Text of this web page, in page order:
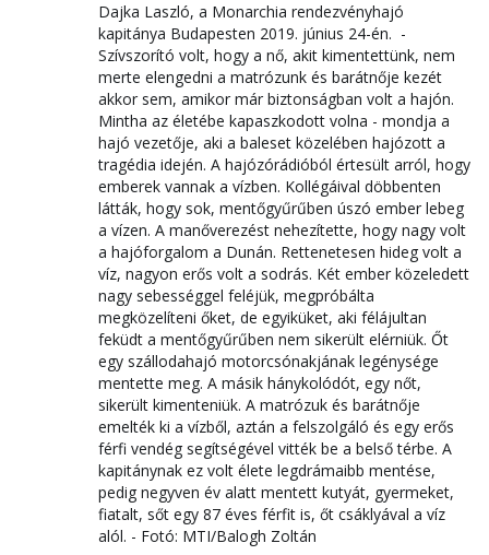
Dajka Laszló, a Monarchia rendezvényhajó
kapitánya Budapesten 2019. június 24-én. -
Szívszorító volt, hogy a nő, akit kimentettünk, nem
merte elengedni a matrózunk és barátnője kezét
akkor sem, amikor már biztonságban volt a hajón.
Mintha az életébe kapaszkodott volna - mondja a
hajó vezetője, aki a baleset közelében hajózott a
tragédia idején. A hajózórádióból értesült arról, hogy
emberek vannak a vízben. Kollégáival döbbenten
látták, hogy sok, mentőgyűrűben úszó ember lebeg
a vízen. A manőverezést nehezítette, hogy nagy volt
a hajóforgalom a Dunán. Rettenetesen hideg volt a
víz, nagyon erős volt a sodrás. Két ember közeledett
nagy sebességgel feléjük, megpróbálta
megközelíteni őket, de egyiküket, aki félájultan
feküdt a mentőgyűrűben nem sikerült elérniük. Őt
egy szállodahajó motorcsónakjának legénysége
mentette meg. A másik hánykolódót, egy nőt,
sikerült kimenteniük. A matrózuk és barátnője
emelték ki a vízből, aztán a felszolgáló és egy erős
férfi vendég segítségével vitték be a belső térbe. A
kapitánynak ez volt élete legdrámaibb mentése,
pedig negyven év alatt mentett kutyát, gyermeket,
fiatalt, sőt egy 87 éves férfit is, őt csáklyával a víz
alól. - Fotó: MTI/Balogh Zoltán